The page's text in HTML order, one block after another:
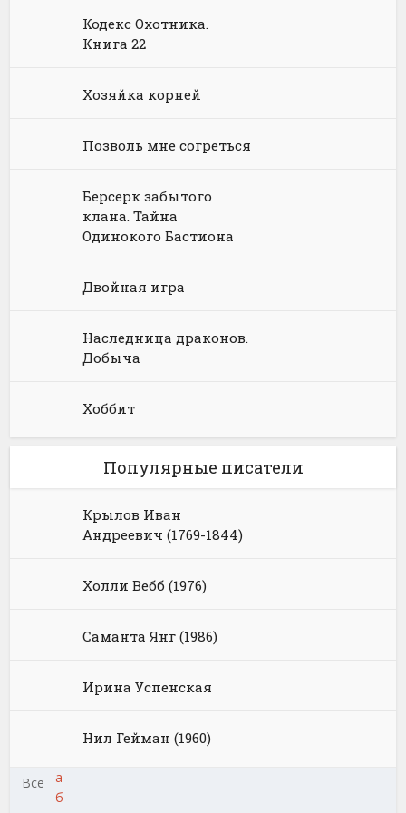
Языкознание
Социальная фантастика
Ужасы и Мистика
Юмористическое фэнтези
Кодекс Охотника.
Книга 22
Хозяйка корней
Позволь мне согреться
Берсерк забытого
клана. Тайна
Одинокого Бастиона
Двойная игра
Наследница драконов.
Добыча
Хоббит
Популярные писатели
Крылов Иван
Андреевич (1769-1844)
Холли Вебб (1976)
Саманта Янг (1986)
Ирина Успенская
Нил Гейман (1960)
Все
а
б